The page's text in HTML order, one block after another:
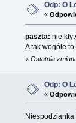
Odp: O
«
paszta: nie
A tak wogóle
« Ostatnia
Odp: O
«